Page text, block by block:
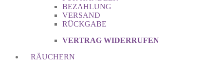
BEZAHLUNG
VERSAND
RÜCKGABE
VERTRAG WIDERRUFEN
RÄUCHERN